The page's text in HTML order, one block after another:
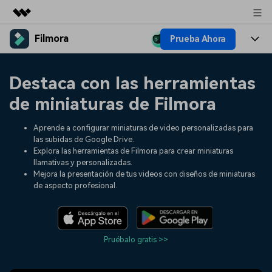
Productos destacados
Utilidades
Soluciones
Quiénes somos
Sala de prensa
Tienda
Soporte
Filmora Prueba Ahora
Plataformas
Recursos creativos
IA
Video e imagen
Audio
Texto
Soluciones
Filmora para
Creación
Recursos
Ideas para editar
Adquiere conocimientos
fundamentales de edición de
Efectos especiales DIY
Descubre cómo crear un
efecto especial
Ayuda
Empresas
sencilla para empresas
Precios Iniciar sesión
Destaca con las herramientas
de miniaturas de Filmora
Aprende a configurar miniaturas de video personalizadas para
las subidas de Google Drive.
Explora las herramientas de Filmora para crear miniaturas
llamativas y personalizadas.
Mejora la presentación de tus videos con diseños de miniaturas
de aspecto profesional.
Pruébalo gratis >>